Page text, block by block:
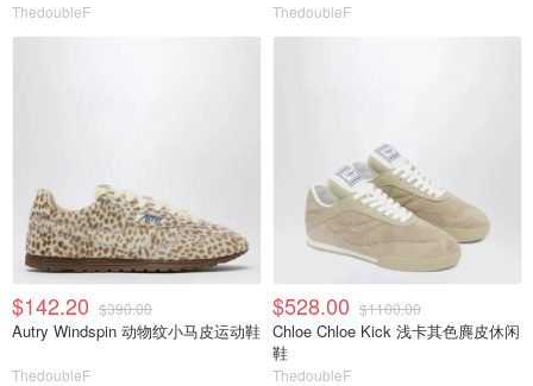
ThedoubleF ThedoubleF
$142.20 $390.00
Autry Windspin 动物纹小马皮运动鞋
ThedoubleF
$528.00 $1100.00
Chloe Chloe Kick 浅卡其色麂皮休闲
鞋
ThedoubleF